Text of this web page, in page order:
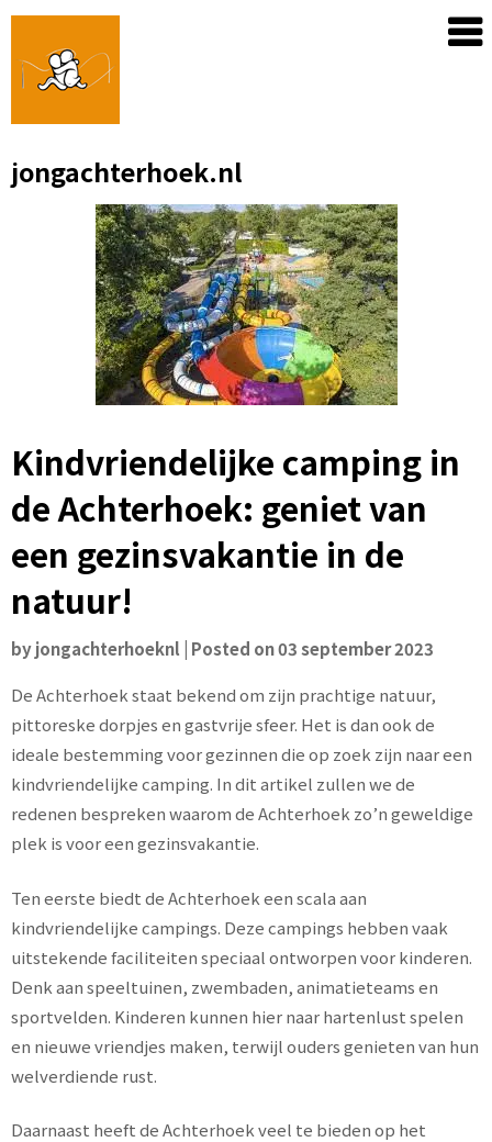
Skip
content
jongachterhoek.nl
Kindvriendelijke camping in
de Achterhoek: geniet van
een gezinsvakantie in de
natuur!
byjongachterhoeknl Posted on03 september 2023
De Achterhoek staat bekend om zijn prachtige natuur,
pittoreske dorpjes en gastvrije sfeer. Het is dan ook de
ideale bestemming voor gezinnen die op zoek zijn naar een
kindvriendelijke camping. In dit artikel zullen we de
redenen bespreken waarom de Achterhoek zo’n geweldige
plek is voor een gezinsvakantie.
Ten eerste biedt de Achterhoek een scala aan
kindvriendelijke campings. Deze campings hebben vaak
uitstekende faciliteiten speciaal ontworpen voor kinderen.
Denk aan speeltuinen, zwembaden, animatieteams en
sportvelden. Kinderen kunnen hier naar hartenlust spelen
en nieuwe vriendjes maken, terwijl ouders genieten van hun
welverdiende rust.
Daarnaast heeft de Achterhoek veel te bieden op het